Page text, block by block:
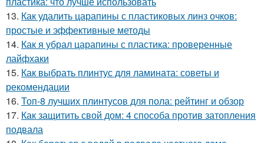
13. Как удалить царапины с пластиковых линз очков:
простые и эффективные методы
14. Как я убрал царапины с пластика: проверенные
лайфхаки
15. Как выбрать плинтус для ламината: советы и
рекомендации
16. Топ-8 лучших плинтусов для пола: рейтинг и обзор
17. Как защитить свой дом: 4 способа против затопления
подвала